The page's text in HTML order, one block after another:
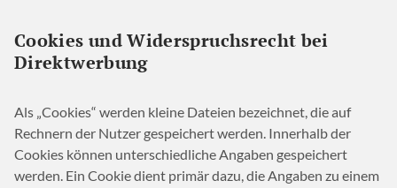
Cookies und Widerspruchsrecht bei
Direktwerbung
Als „Cookies“ werden kleine Dateien bezeichnet, die auf
Rechnern der Nutzer gespeichert werden. Innerhalb der
Cookies können unterschiedliche Angaben gespeichert
werden. Ein Cookie dient primär dazu, die Angaben zu einem